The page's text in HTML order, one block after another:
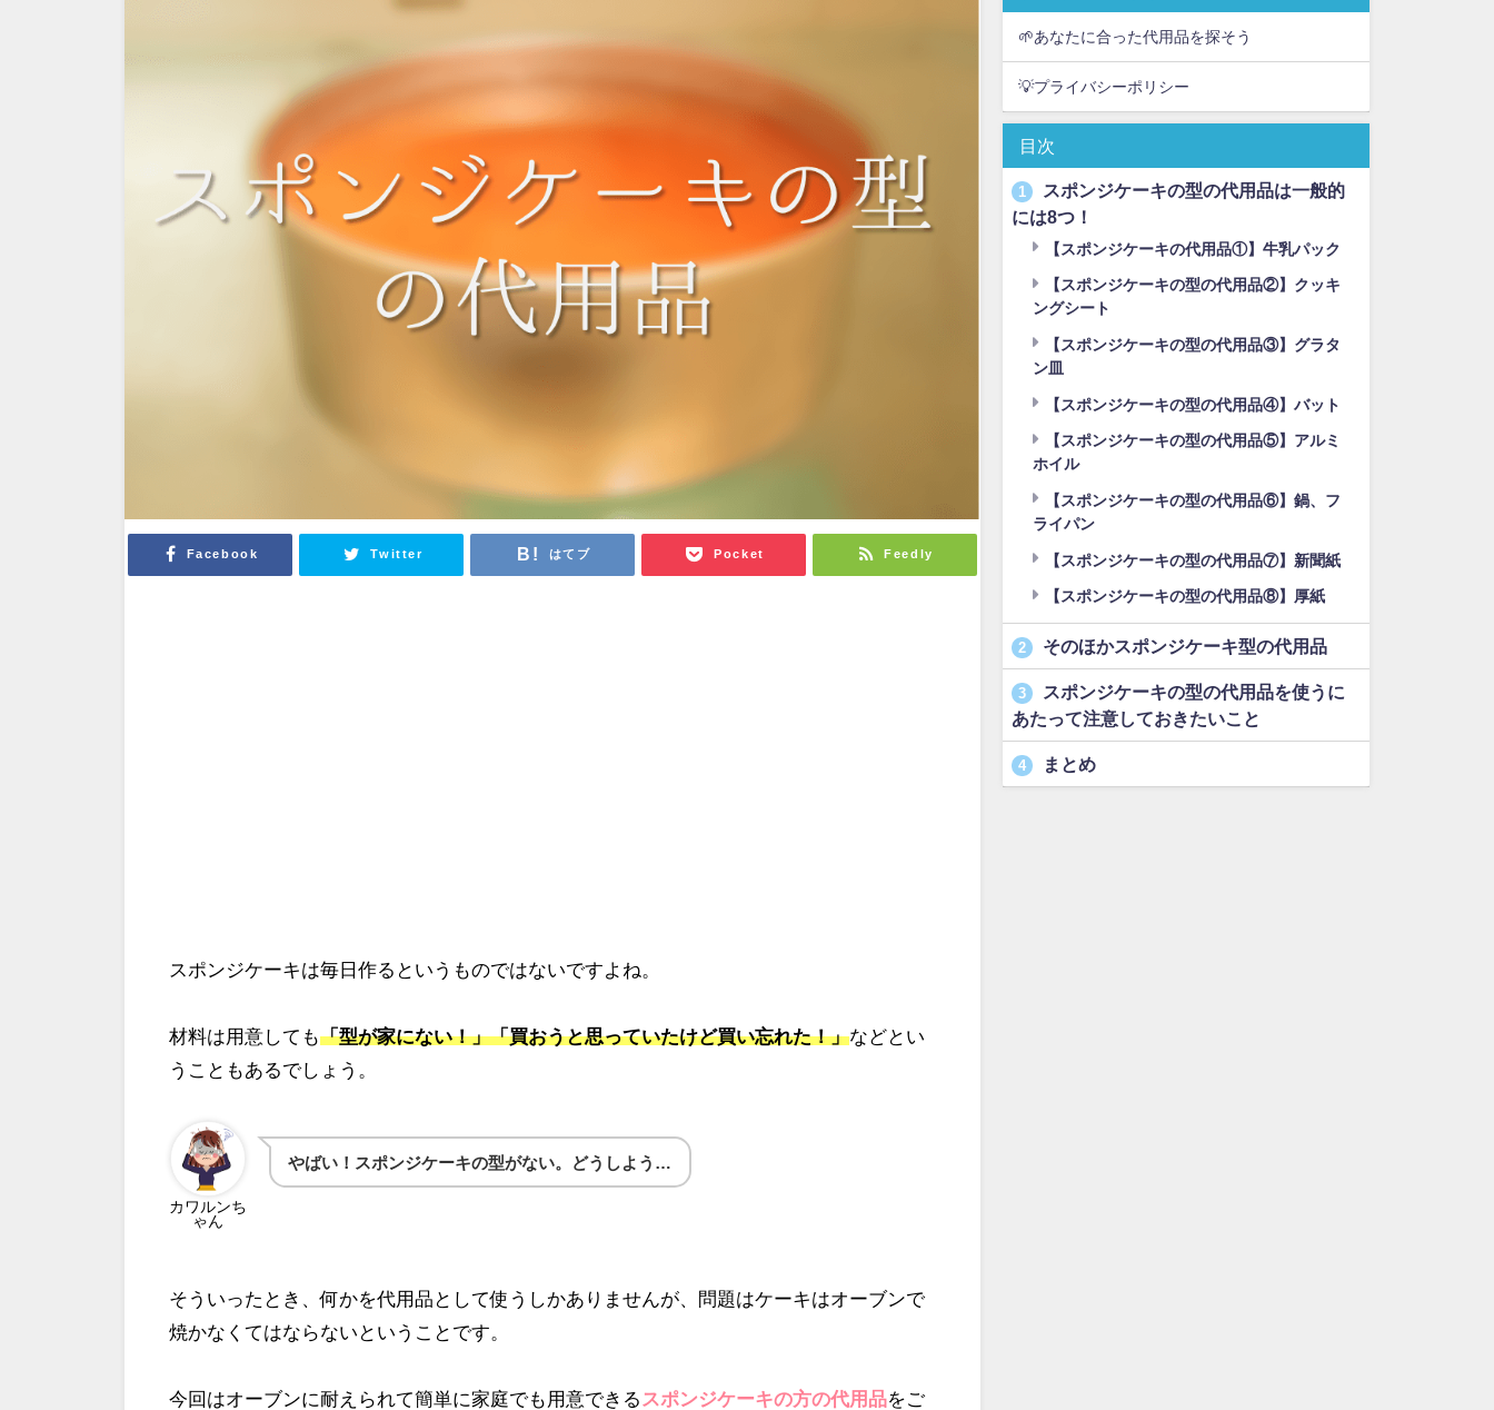
Facebook Twitter はてブ Pocket Feedly
スポンジケーキは毎日作るというものではないですよね。
材料は用意しても「型が家にない！」「買おうと思っていたけど買い忘れた！」などとい
うこともあるでしょう。
カワルンち
ゃん
やばい！スポンジケーキの型がない。どうしよう…
そういったとき、何かを代用品として使うしかありませんが、問題はケーキはオーブンで
焼かなくてはならないということです。
今回はオーブンに耐えられて簡単に家庭でも用意できる スポンジケーキの方の代用品をご
🌱あなたに合った代用品を探そう
💡プライバシーポリシー
目次
1
スポンジケーキの型の代用品は一般的
には8つ！
【スポンジケーキの代用品①】牛乳パック
【スポンジケーキの型の代用品②】クッキ
ングシート
【スポンジケーキの型の代用品③】グラタ
ン皿
【スポンジケーキの型の代用品④】バット
【スポンジケーキの型の代用品⑤】アルミ
ホイル
【スポンジケーキの型の代用品⑥】鍋、フ
ライパン
【スポンジケーキの型の代用品⑦】新聞紙
【スポンジケーキの型の代用品⑧】厚紙
2 そのほかスポンジケーキ型の代用品
3
スポンジケーキの型の代用品を使うに
あたって注意しておきたいこと
4 まとめ